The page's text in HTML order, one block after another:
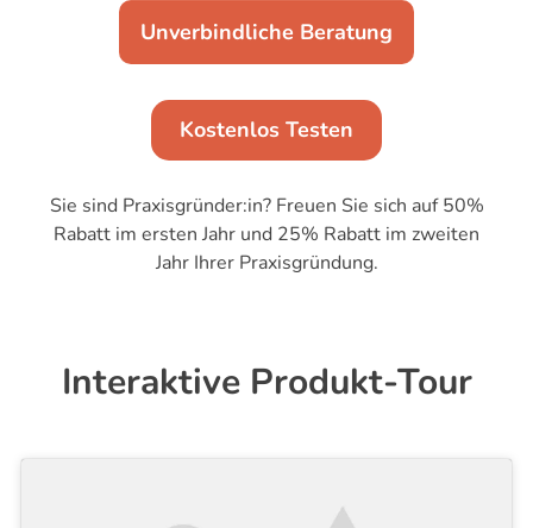
Unverbindliche Beratung
Kostenlos Testen
Sie sind Praxisgründer:in? Freuen Sie sich auf 50%
Rabatt im ersten Jahr und 25% Rabatt im zweiten
Jahr Ihrer Praxisgründung.
Interaktive Produkt-Tour